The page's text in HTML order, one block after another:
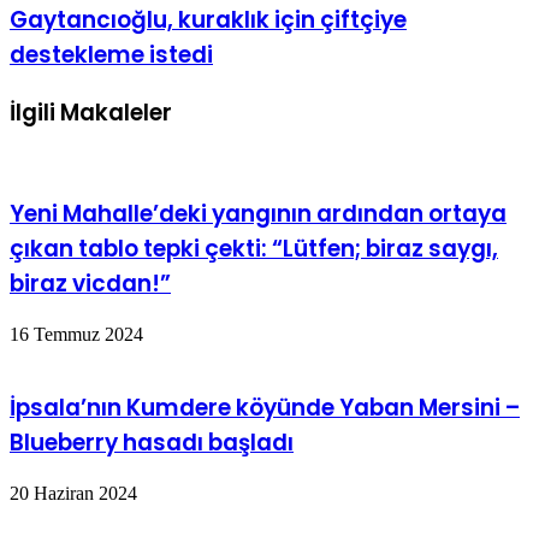
Gaytancıoğlu, kuraklık için çiftçiye
destekleme istedi
İlgili Makaleler
Yeni Mahalle’deki yangının ardından ortaya
çıkan tablo tepki çekti: “Lütfen; biraz saygı,
biraz vicdan!”
16 Temmuz 2024
İpsala’nın Kumdere köyünde Yaban Mersini –
Blueberry hasadı başladı
20 Haziran 2024